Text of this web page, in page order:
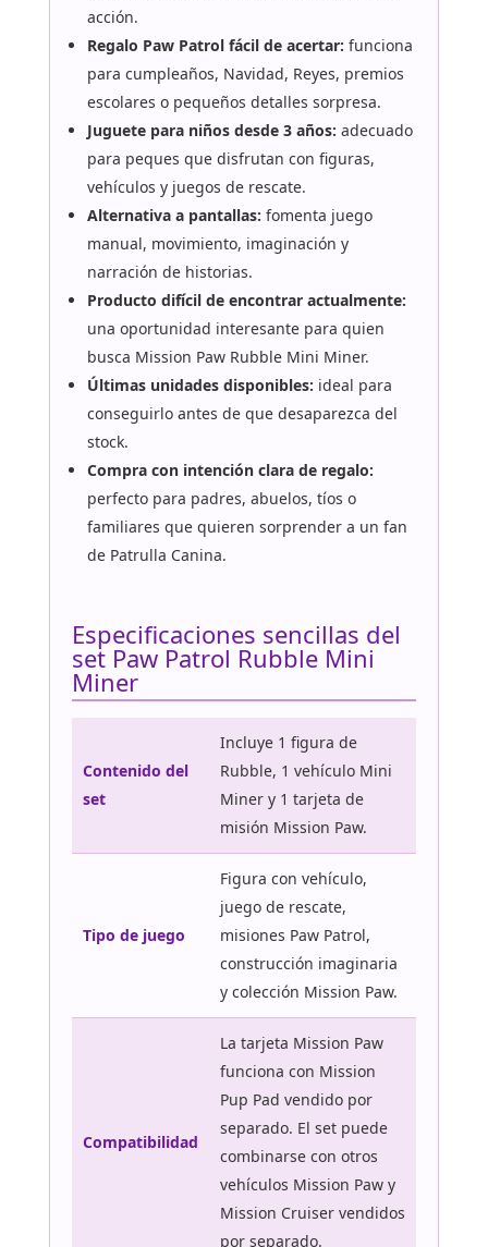
acción.
Regalo Paw Patrol fácil de acertar: funciona
para cumpleaños, Navidad, Reyes, premios
escolares o pequeños detalles sorpresa.
Juguete para niños desde 3 años: adecuado
para peques que disfrutan con figuras,
vehículos y juegos de rescate.
Alternativa a pantallas: fomenta juego
manual, movimiento, imaginación y
narración de historias.
Producto difícil de encontrar actualmente:
una oportunidad interesante para quien
busca Mission Paw Rubble Mini Miner.
Últimas unidades disponibles: ideal para
conseguirlo antes de que desaparezca del
stock.
Compra con intención clara de regalo:
perfecto para padres, abuelos, tíos o
familiares que quieren sorprender a un fan
de Patrulla Canina.
Especificaciones sencillas del
set Paw Patrol Rubble Mini
Miner
Contenido del
set
Incluye 1 figura de
Rubble, 1 vehículo Mini
Miner y 1 tarjeta de
misión Mission Paw.
Tipo de juego
Figura con vehículo,
juego de rescate,
misiones Paw Patrol,
construcción imaginaria
y colección Mission Paw.
Compatibilidad
La tarjeta Mission Paw
funciona con Mission
Pup Pad vendido por
separado. El set puede
combinarse con otros
vehículos Mission Paw y
Mission Cruiser vendidos
por separado.